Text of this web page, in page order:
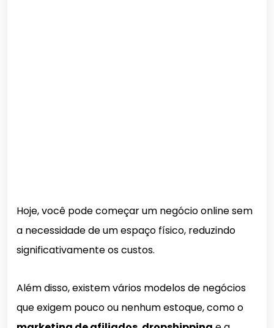
Hoje, você pode começar um negócio online sem
a necessidade de um espaço físico, reduzindo
significativamente os custos.
Além disso, existem vários modelos de negócios
que exigem pouco ou nenhum estoque, como o